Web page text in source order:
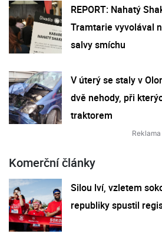
REPORT: Nahatý
Tramtarie vyvolával
salvy smíchu
V úterý se staly v
dvě nehody, při
traktorem
Komerční články
Silou lví, vzletem
republiky spustil